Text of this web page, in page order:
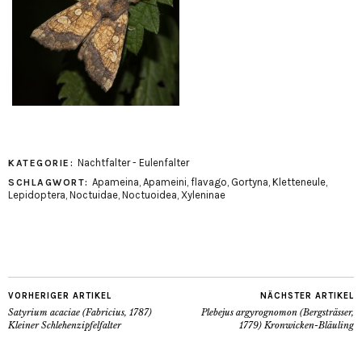
KATEGORIE: Nachtfalter - Eulenfalter
SCHLAGWORT: Apameina, Apameini, flavago, Gortyna, Kletteneule,
Lepidoptera, Noctuidae, Noctuoidea, Xyleninae
VORHERIGER ARTIKEL
Satyrium acaciae (Fabricius, 1787)
Kleiner Schlehenzipfelfalter
NÄCHSTER ARTIKEL
Plebejus argyrognomon (Bergsträsser,
1779) Kronwicken-Bläuling